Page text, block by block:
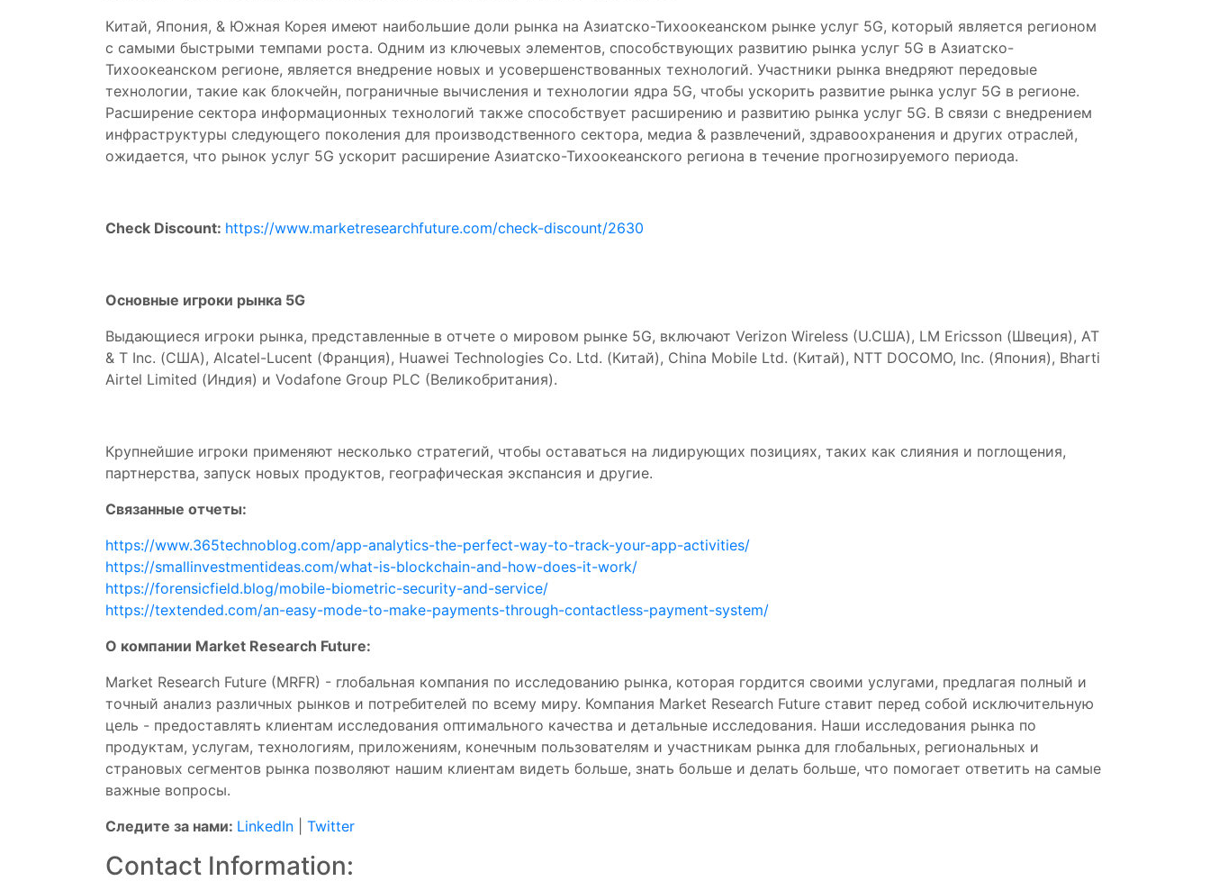
Китай, Япония, & Южная Корея имеют наибольшие доли рынка на Азиатско-Тихоокеанском рынке услуг 5G, который является регионом
с самыми быстрыми темпами роста. Одним из ключевых элементов, способствующих развитию рынка услуг 5G в Азиатско-
Тихоокеанском регионе, является внедрение новых и усовершенствованных технологий. Участники рынка внедряют передовые
технологии, такие как блокчейн, пограничные вычисления и технологии ядра 5G, чтобы ускорить развитие рынка услуг 5G в регионе.
Расширение сектора информационных технологий также способствует расширению и развитию рынка услуг 5G. В связи с внедрением
инфраструктуры следующего поколения для производственного сектора, медиа & развлечений, здравоохранения и других отраслей,
ожидается, что рынок услуг 5G ускорит расширение Азиатско-Тихоокеанского региона в течение прогнозируемого периода.
Check Discount: https://www.marketresearchfuture.com/check-discount/2630
Основные игроки рынка 5G
Выдающиеся игроки рынка, представленные в отчете о мировом рынке 5G, включают Verizon Wireless (U.США), LM Ericsson (Швеция), AT
& T Inc. (США), Alcatel-Lucent (Франция), Huawei Technologies Co. Ltd. (Китай), China Mobile Ltd. (Китай), NTT DOCOMO, Inc. (Япония), Bharti
Airtel Limited (Индия) и Vodafone Group PLC (Великобритания).
Крупнейшие игроки применяют несколько стратегий, чтобы оставаться на лидирующих позициях, таких как слияния и поглощения,
партнерства, запуск новых продуктов, географическая экспансия и другие.
Связанные отчеты:
https://www.365technoblog.com/app-analytics-the-perfect-way-to-track-your-app-activities/
https://smallinvestmentideas.com/what-is-blockchain-and-how-does-it-work/
https://forensicfield.blog/mobile-biometric-security-and-service/
https://textended.com/an-easy-mode-to-make-payments-through-contactless-payment-system/
О компании Market Research Future:
Market Research Future (MRFR) - глобальная компания по исследованию рынка, которая гордится своими услугами, предлагая полный и
точный анализ различных рынков и потребителей по всему миру. Компания Market Research Future ставит перед собой исключительную
цель - предоставлять клиентам исследования оптимального качества и детальные исследования. Наши исследования рынка по
продуктам, услугам, технологиям, приложениям, конечным пользователям и участникам рынка для глобальных, региональных и
страновых сегментов рынка позволяют нашим клиентам видеть больше, знать больше и делать больше, что помогает ответить на самые
важные вопросы.
Следите за нами: LinkedIn Twitter
Contact Information: